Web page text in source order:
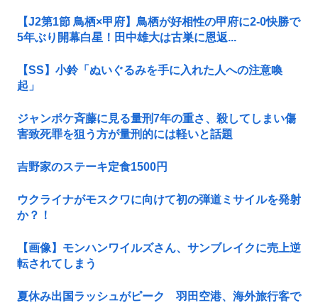
【J2第1節 鳥栖×甲府】鳥栖が好相性の甲府に2-0快勝で
5年ぶり開幕白星！田中雄大は古巣に恩返...
【SS】小鈴「ぬいぐるみを手に入れた人への注意喚
起」
ジャンポケ斉藤に見る量刑7年の重さ、殺してしまい傷
害致死罪を狙う方が量刑的には軽いと話題
吉野家のステーキ定食1500円
ウクライナがモスクワに向けて初の弾道ミサイルを発射
か？！
【画像】モンハンワイルズさん、サンブレイクに売上逆
転されてしまう
夏休み出国ラッシュがピーク 羽田空港、海外旅行客で